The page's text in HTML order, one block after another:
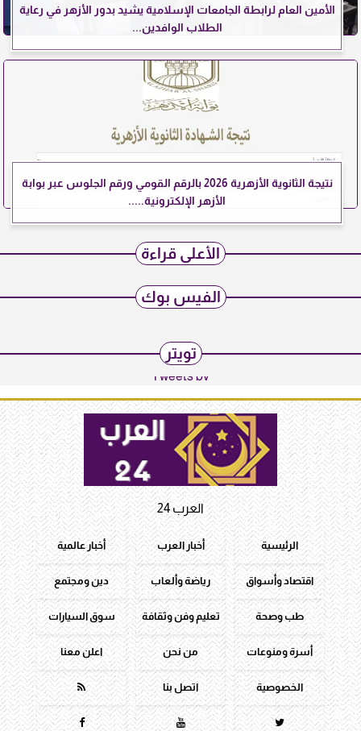
الأمين العام لرابطة الجامعات الإسلامية يشيد بدور الأزهر في رعاية
الطلاب الوافدين...
نتيجة الثانوية الأزهرية 2026 بالرقم القومي ورقم الجلوس عبر بوابة
الأزهر الإلكترونية.....
الأعلى قراءة
الفيس بوك
تويتر
Tweets by
العرب 24
الرئيسية أخبار العرب أخبار عالمية
اقتصاد وأسواق رياضة وألعاب دين ومجتمع
طب وصحة تعليم وفن وثقافة سوق السيارات
أسرة ومنوعات من نحن اعلن معنا
الخصوصية اتصل بنا 


